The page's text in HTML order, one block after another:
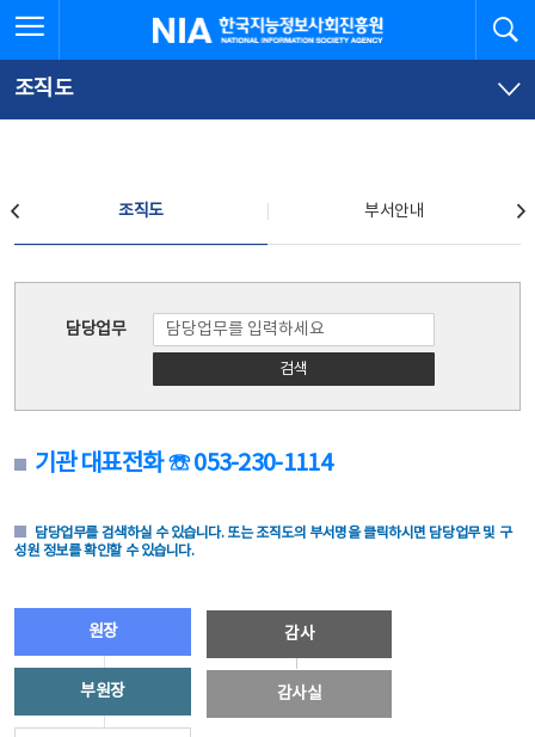
문
로
가
체
뉴
바
가
한국지능정보사회진흥원
조직도
조직도 부서안내
담당업무
검색
기관 대표전화 ☏ 053-230-1114
담당업무를 검색하실 수 있습니다. 또는 조직도의 부서명을 클릭하시면 담당업무 및 구
성원 정보를 확인할 수 있습니다.
원장
부원장
감사
감사실